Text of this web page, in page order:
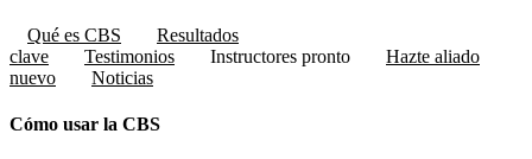
Qué es CBS
Resultados
clave
Testimonios Instructores pronto
Hazte aliado
nuevo
Noticias
Cómo usar la CBS